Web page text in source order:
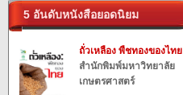
5 อันดับหนังสือยอดนิยม
ถั่วเหลือง พืชทองของไทย
สำนักพิมพ์มหาวิทยาลัย
เกษตรศาสตร์